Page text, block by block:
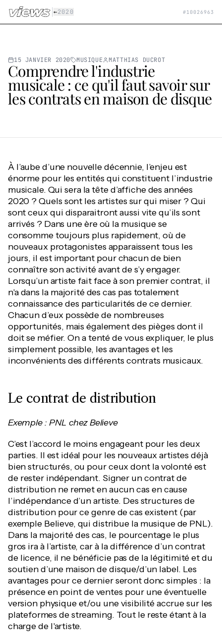
Aller au contenu principal
←2020 # 10026963
15 JANVIER 2020 MUSIQUE MATTHIAS DUCROT
Comprendre l'industrie
musicale : ce qu'il faut savoir sur
les contrats en maison de disque
À l’aube d’une nouvelle décennie, l’enjeu est
énorme pour les entités qui constituent l’industrie
musicale. Qui sera la tête d’affiche des années
2020 ? Quels sont les artistes sur qui miser ? Qui
sont ceux qui disparaitront aussi vite qu’ils sont
arrivés ? Dans une ère où la musique se
consomme toujours plus rapidement, où de
nouveaux protagonistes apparaissent tous les
jours, il est important pour chacun de bien
connaître son activité avant de s’y engager.
Lorsqu’un artiste fait face à son premier contrat, il
n'a dans la majorité des cas pas totalement
connaissance des particularités de ce dernier.
Chacun d’eux possède de nombreuses
opportunités, mais également des pièges dont il
doit se méfier. On a tenté de vous expliquer, le plus
simplement possible, les avantages et les
inconvénients des différents contrats musicaux.
Le contrat de distribution
Exemple : PNL chez Believe
C’est l’accord le moins engageant pour les deux
parties. Il est idéal pour les nouveaux artistes déjà
bien structurés, ou pour ceux dont la volonté est
de rester indépendant. Signer un contrat de
distribution ne remet en aucun cas en cause
l’indépendance d’un artiste. Des structures de
distribution pour ce genre de cas existent (par
exemple Believe, qui distribue la musique de PNL).
Dans la majorité des cas, le pourcentage le plus
gros ira à l’artiste, car à la différence d’un contrat
de licence, il ne bénéficie pas de la légitimité et du
soutien d’une maison de disque/d’un label. Les
avantages pour ce dernier seront donc simples : la
présence en point de ventes pour une éventuelle
version physique et/ou une visibilité accrue sur les
plateformes de streaming. Tout le reste étant à la
charge de l'artiste.